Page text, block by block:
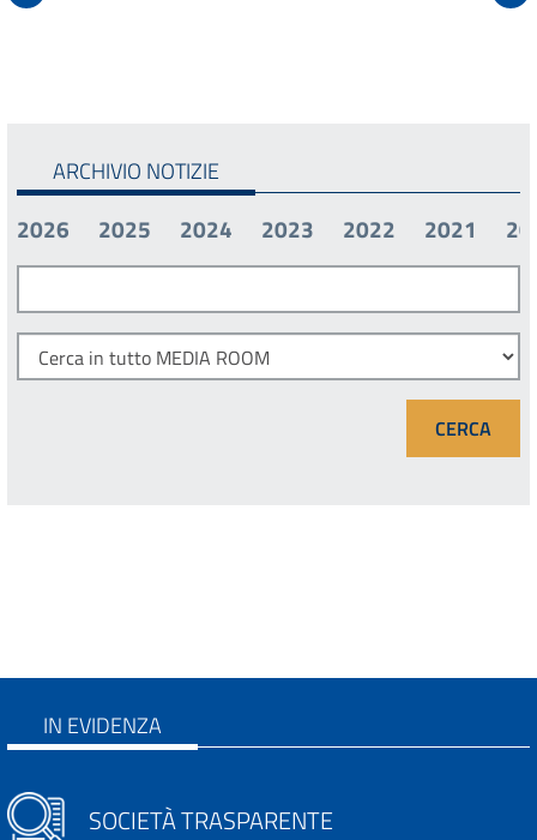
ARCHIVIO NOTIZIE
2026
2025 2024 2023 2022 2021
IN EVIDENZA
SOCIETÀ TRASPARENTE